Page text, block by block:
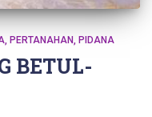
PERTANAHAN PIDANA
BETUL-